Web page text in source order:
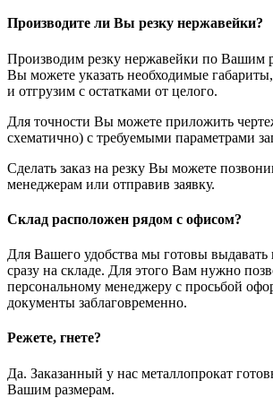
Производите ли Вы резку нержавейки?
Производим резку нержавейки по Вашим
Вы можете указать необходимые
и отгрузим с остатками от целого.
Для точности Вы можете приложить
схематично) с требуемыми параметрами
Сделать заказ на резку Вы можете
менеджерам или отправив заявку.
Склад расположен рядом с офисом?
Для Вашего удобства мы готовы выдавать
сразу на складе. Для этого Вам нужно
персональному менеджеру с просьбой
документы заблаговременно.
Режете, гнете?
Да. Заказанный у нас металлопрокат
Вашим размерам.